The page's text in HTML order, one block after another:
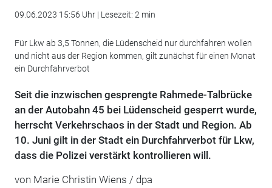
09.06.2023 15:56 Uhr | Lesezeit: 2 min
Für Lkw ab 3,5 Tonnen, die Lüdenscheid nur durchfahren wollen
und nicht aus der Region kommen, gilt zunächst für einen Monat
ein Durchfahrverbot
Seit die inzwischen gesprengte Rahmede-Talbrücke
an der Autobahn 45 bei Lüdenscheid gesperrt wurde,
herrscht Verkehrschaos in der Stadt und Region. Ab
10. Juni gilt in der Stadt ein Durchfahrverbot für Lkw,
dass die Polizei verstärkt kontrollieren will.
von Marie Christin Wiens / dpa